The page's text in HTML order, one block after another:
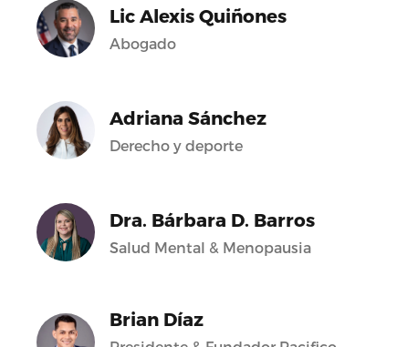
Lic Alexis Quiñones
Abogado
Adriana Sánchez
Derecho y deporte
Dra. Bárbara D. Barros
Salud Mental & Menopausia
Brian Díaz